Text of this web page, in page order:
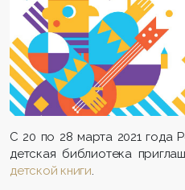
С 20 по 28 марта 2021 года
детская библиотека
детской книги.